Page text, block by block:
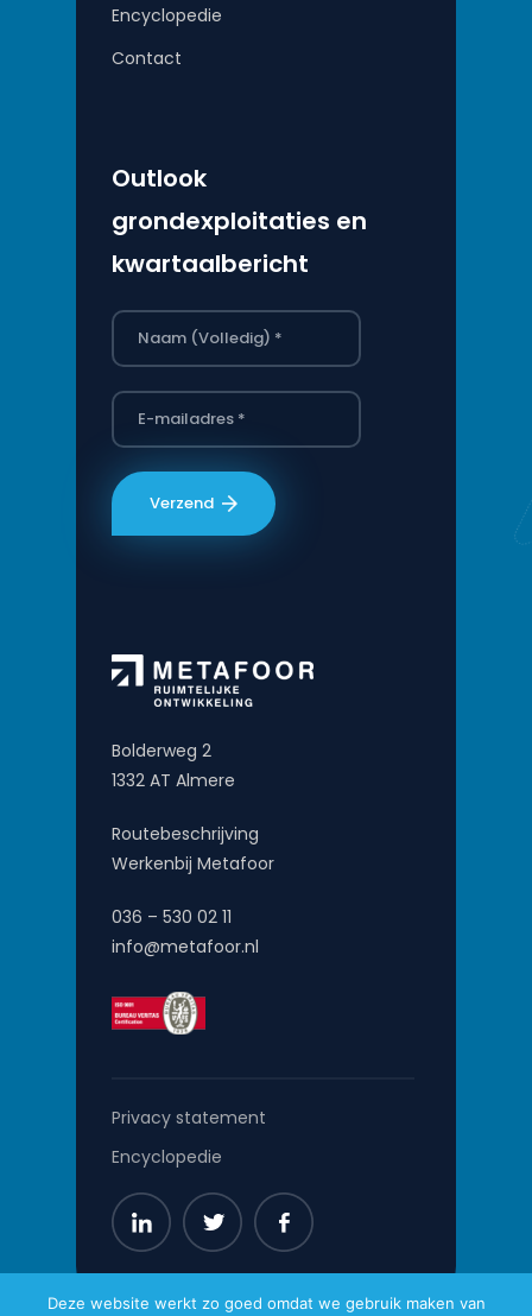
Encyclopedie
Contact
Outlook
grondexploitaties en
kwartaalbericht
Bolderweg 2
1332 AT Almere
Routebeschrijving
Werkenbij Metafoor
036 – 530 02 11
info@metafoor.nl
Privacy statement
Encyclopedie
Deze website werkt zo goed omdat we gebruik maken van